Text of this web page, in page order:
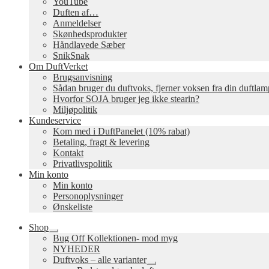
Duften af…
Anmeldelser
Skønhedsprodukter
Håndlavede Sæber
SnikSnak
Om DuftVerket
Brugsanvisning
Sådan bruger du duftvoks, fjerner voksen fra din
Hvorfor SOJA bruger jeg ikke stearin?
Miljøpolitik
Kundeservice
Kom med i DuftPanelet (10% rabat)
Betaling, fragt & levering
Kontakt
Privatlivspolitik
Min konto
Min konto
Personoplysninger
Ønskeliste
Shop
Udfold
undermenu
Bug Off Kollektionen- mod myg
NYHEDER
Duftvoks – alle varianter
Udfold